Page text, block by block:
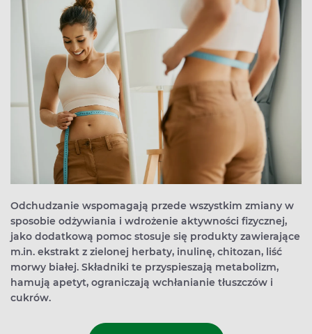
Odchudzanie wspomagają przede wszystkim zmiany w
sposobie odżywiania i wdrożenie aktywności fizycznej,
jako dodatkową pomoc stosuje się produkty zawierające
m.in. ekstrakt z zielonej herbaty, inulinę, chitozan, liść
morwy białej. Składniki te przyspieszają metabolizm,
hamują apetyt, ograniczają wchłanianie tłuszczów i
cukrów.